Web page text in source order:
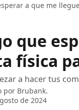
a que me
que
física
a hacer tus
por Brubank.
de 2024